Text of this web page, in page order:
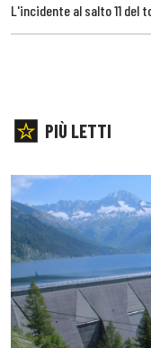
L'incidente al salto 11 del
PIÙ LETTI